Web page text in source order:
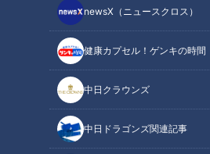
newsX（ニュースクロス）
健康カプセル！ゲンキの時間
中日クラウンズ
中日ドラゴンズ関連記事
2022/04/18 18:06